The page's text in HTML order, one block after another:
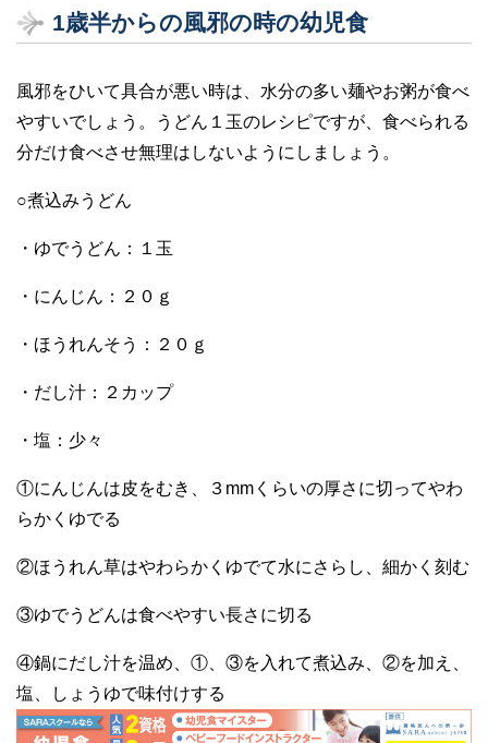
1歳半からの風邪の時の幼児食
風邪をひいて具合が悪い時は、水分の多い麺やお粥が食べ
やすいでしょう。うどん１玉のレシピですが、食べられる
分だけ食べさせ無理はしないようにしましょう。
○煮込みうどん
・ゆでうどん：１玉
・にんじん：２０ｇ
・ほうれんそう：２０ｇ
・だし汁：２カップ
・塩：少々
①にんじんは皮をむき、３mmくらいの厚さに切ってやわ
らかくゆでる
②ほうれん草はやわらかくゆでて水にさらし、細かく刻む
③ゆでうどんは食べやすい長さに切る
④鍋にだし汁を温め、①、③を入れて煮込み、②を加え、
塩、しょうゆで味付けする